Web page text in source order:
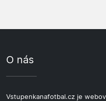
vstupenka je
jako pro skupinu. Bary a
O nás
Vstupenkanafotbal.cz je